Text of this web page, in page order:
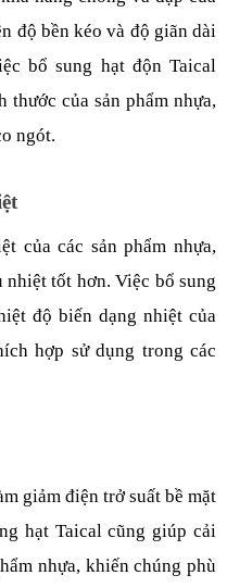
độ bền kéo và độ giãn dài
bổ sung hạt độn Taical
của sản phẩm nhựa,
ngót.
của các sản phẩm nhựa,
tốt hơn. Việc bổ sung
độ biến dạng nhiệt của
hợp sử dụng trong các
giảm điện trở suất bề mặt
hạt Taical cũng giúp cải
nhựa, khiến chúng phù